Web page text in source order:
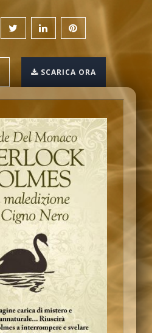
SCARICA ORA